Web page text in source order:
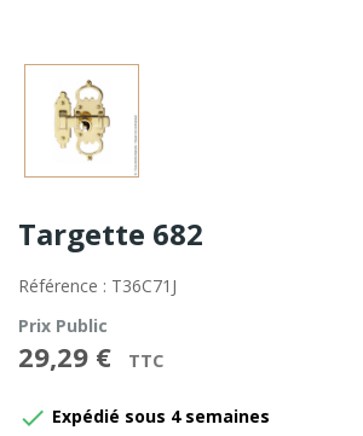
Targette 682
Référence : T36C71J
Prix Public
29,29 € TTC
 Expédié sous 4 semaines